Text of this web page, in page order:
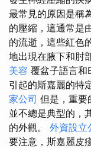
最常見的原因是稱
的壓縮，這通常是
的流逝，這些紅色
地出現在腋下和肘
美容 覆盆子語言和
引起的斯嘉麗的特
家公司 但是，重要
並不總是典型的，
的外觀。 外資設立
要注意，斯嘉麗皮